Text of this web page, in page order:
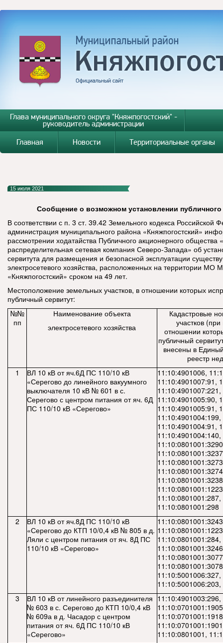
Глава муниципального округа "Княжпогостский" -
руководитель администрации
Главная
Новости Территориальные органы
15 июля 2021
Сообщение о возможном установлении публичного
В соответствии с п. 3 ст. 39.42 Земельного кодекса Российской
администрация муниципального района «Княжпогостский»
рассмотрении ходатайства Публичного акционерного
распределительная сетевая компания Северо-Запада» об
сервитута для размещения и безопасной эксплуатации
электросетевого хозяйства, расположенных на территории МО
«Княжпогостский» сроком на 49 лет.
Местоположение земельных участков, в отношении которых
публичный сервитут:
№№
пп
Наименование объекта
электросетевого хозяйства
Кадастровые
участков
отношении
публичный
внесены в
реестр
1
ВЛ 10 кВ от яч.6Д ПС 110/10 кВ
«Серегово до линейного вакуумного
выключателя 10 кВ № 601 в с.
Серегово с центром питания от яч. 6Д
ПС 110/10 кВ «Серегово»
11:10:4901006,
11:10:4901007:91,
11:10:4901005:90,
11:10:4901005:91,
11:10:4901004:91,
11:10:4901004:140,
11:10:0801001:298
2
ВЛ 10 кВ от яч.8Д ПС 110/10 кВ
«Серегово до КТП 10/0,4 кВ № 805 в д.
Ляли с центром питания от яч. 8Д ПС
110/10 кВ «Серегово»
11:10:0801001:284,
3
ВЛ 10 кВ от линейного разъединителя
№ 603 в с. Серегово до КТП 10/0,4 кВ
№ 609а в д. Часадор с центром
питания от яч. 6Д ПС 110/10 кВ
«Серегово»
11:10:0801001,